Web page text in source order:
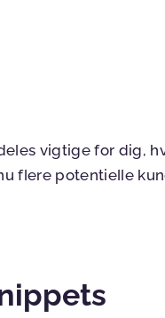
vigtige for dig,
flere potentielle